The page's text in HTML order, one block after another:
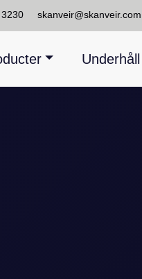
skanveir@skanveir.com
Underhåll